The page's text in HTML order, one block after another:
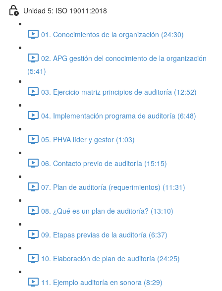
Unidad 5: ISO 19011:2018
01. Conocimientos de la organización (24:30)
02. APG gestión del conocimiento de la organización
(5:41)
03. Ejercicio matriz principios de auditoría (12:52)
04. Implementación programa de auditoría (6:48)
05. PHVA líder y gestor (1:03)
06. Contacto previo de auditoría (15:15)
07. Plan de auditoría (requerimientos) (11:31)
08. ¿Qué es un plan de auditoría? (13:10)
09. Etapas previas de la auditoría (6:37)
10. Elaboración de plan de auditoría (24:25)
11. Ejemplo auditoría en sonora (8:29)